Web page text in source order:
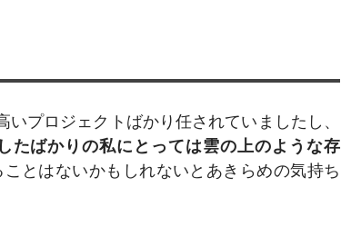
いプロジェクトばかり任されていましたし、
たばかりの私にとっては雲の上のような存
とはないかもしれないとあきらめの気持ち